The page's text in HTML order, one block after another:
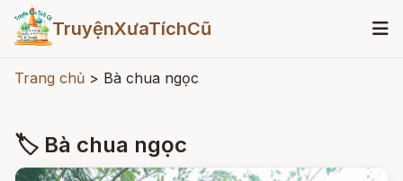
TruyệnXưaTíchCũ
Trang chủ > Bà chua ngọc
🏷 Bà chua ngọc